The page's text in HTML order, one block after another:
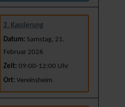
2. Kassierung
Datum: Samstag, 21.
Februar 2026
Zeit: 09:00-12:00 Uhr
Ort: Vereinsheim